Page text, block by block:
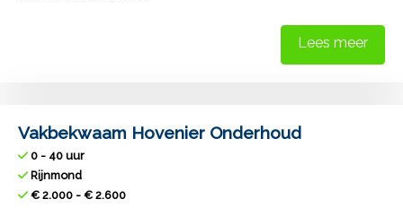
Lees meer
Vakbekwaam Hovenier Onderhoud
0 - 40 uur
Rijnmond
€ 2.000 - € 2.600